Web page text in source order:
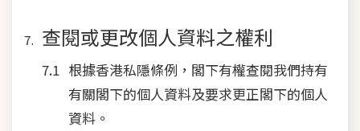
查閱或更改個人資料之權利
根據香港私隱條例，閣下有權查閱我們持有
有關閣下的個人資料及要求更正閣下的個人
資料。